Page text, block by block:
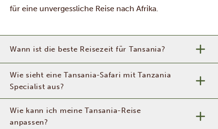
für eine unvergessliche Reise nach Afrika.
Wann ist die beste Reisezeit für Tansania?
Wie sieht eine Tansania-Safari mit Tanzania
Specialist aus?
Wie kann ich meine Tansania-Reise
anpassen?